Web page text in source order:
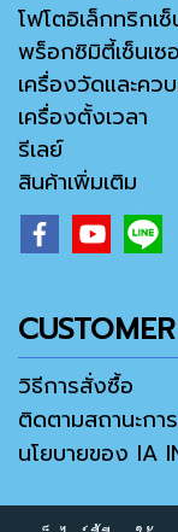
โฟโตอิเล็กทริกเซ็
พร็อกซิมิตี้เซ็นเซ
เครื่องวัดและค
เครื่องตั้งเวลา
รีเลย์
สินค้าเพิ่มเติม
วิธีการสั่งซื้อ
ติดตามสถานะกา
นโยบายของ IA